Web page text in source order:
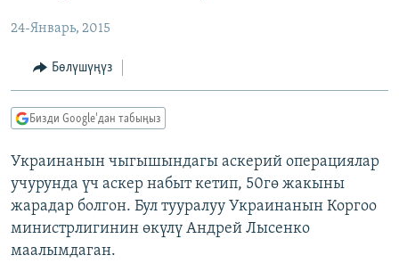
МАДАНИЯТ
ТВ ПРОГРАММАЛАР
БҮГҮН АЗАТТЫКТА
ДАНИСТЕ
ЭЖЕ-СИҢДИЛЕР
АЗАТТЫК+
ПОДКАСТ
ОНЛАЙН ШЕРИНЕ
24-Январь, 2015
Бөлүшүңүз
Бизди Google'дан табыңыз
Украинанын чыгышындагы аскерий операциялар
учурунда үч аскер набыт кетип, 50гө жакыны
жарадар болгон. Бул тууралуу Украинанын Коргоо
министрлигинин өкүлү Андрей Лысенко
маалымдаган.